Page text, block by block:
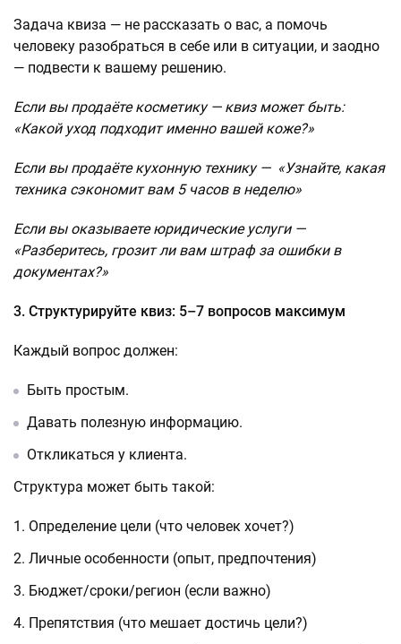
Задача квиза — не рассказать о вас, а помочь
человеку разобраться в себе или в ситуации, и заодно
— подвести к вашему решению.
Если вы продаёте косметику — квиз может быть:
«Какой уход подходит именно вашей коже?»
Если вы продаёте кухонную технику — «Узнайте, какая
техника сэкономит вам 5 часов в неделю»
Если вы оказываете юридические услуги —
«Разберитесь, грозит ли вам штраф за ошибки в
документах?»
3. Структурируйте квиз: 5–7 вопросов максимум
Каждый вопрос должен:
Быть простым.
Давать полезную информацию.
Откликаться у клиента.
Структура может быть такой:
Определение цели (что человек хочет?)
Личные особенности (опыт, предпочтения)
Бюджет/сроки/регион (если важно)
Препятствия (что мешает достичь цели?)